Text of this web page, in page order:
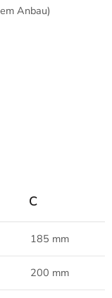
Anbau)
C
185 mm
200 mm